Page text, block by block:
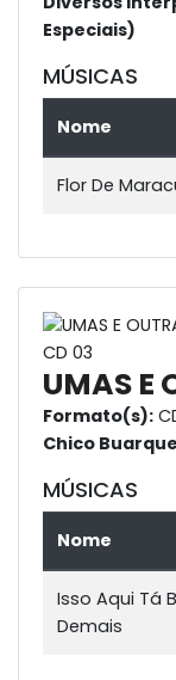
Especiais)
MÚSICAS
Nome
Flor De
UMAS E
Formato(s):
Chico Buarque
MÚSICAS
Nome
Isso Aqui Tá
Demais